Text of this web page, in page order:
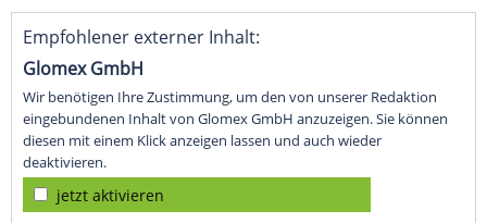
Empfohlener externer Inhalt:
Glomex GmbH
Wir benötigen Ihre Zustimmung, um den von unserer Redaktion
eingebundenen Inhalt von Glomex GmbH anzuzeigen. Sie können
diesen mit einem Klick anzeigen lassen und auch wieder
deaktivieren.
jetzt aktivieren